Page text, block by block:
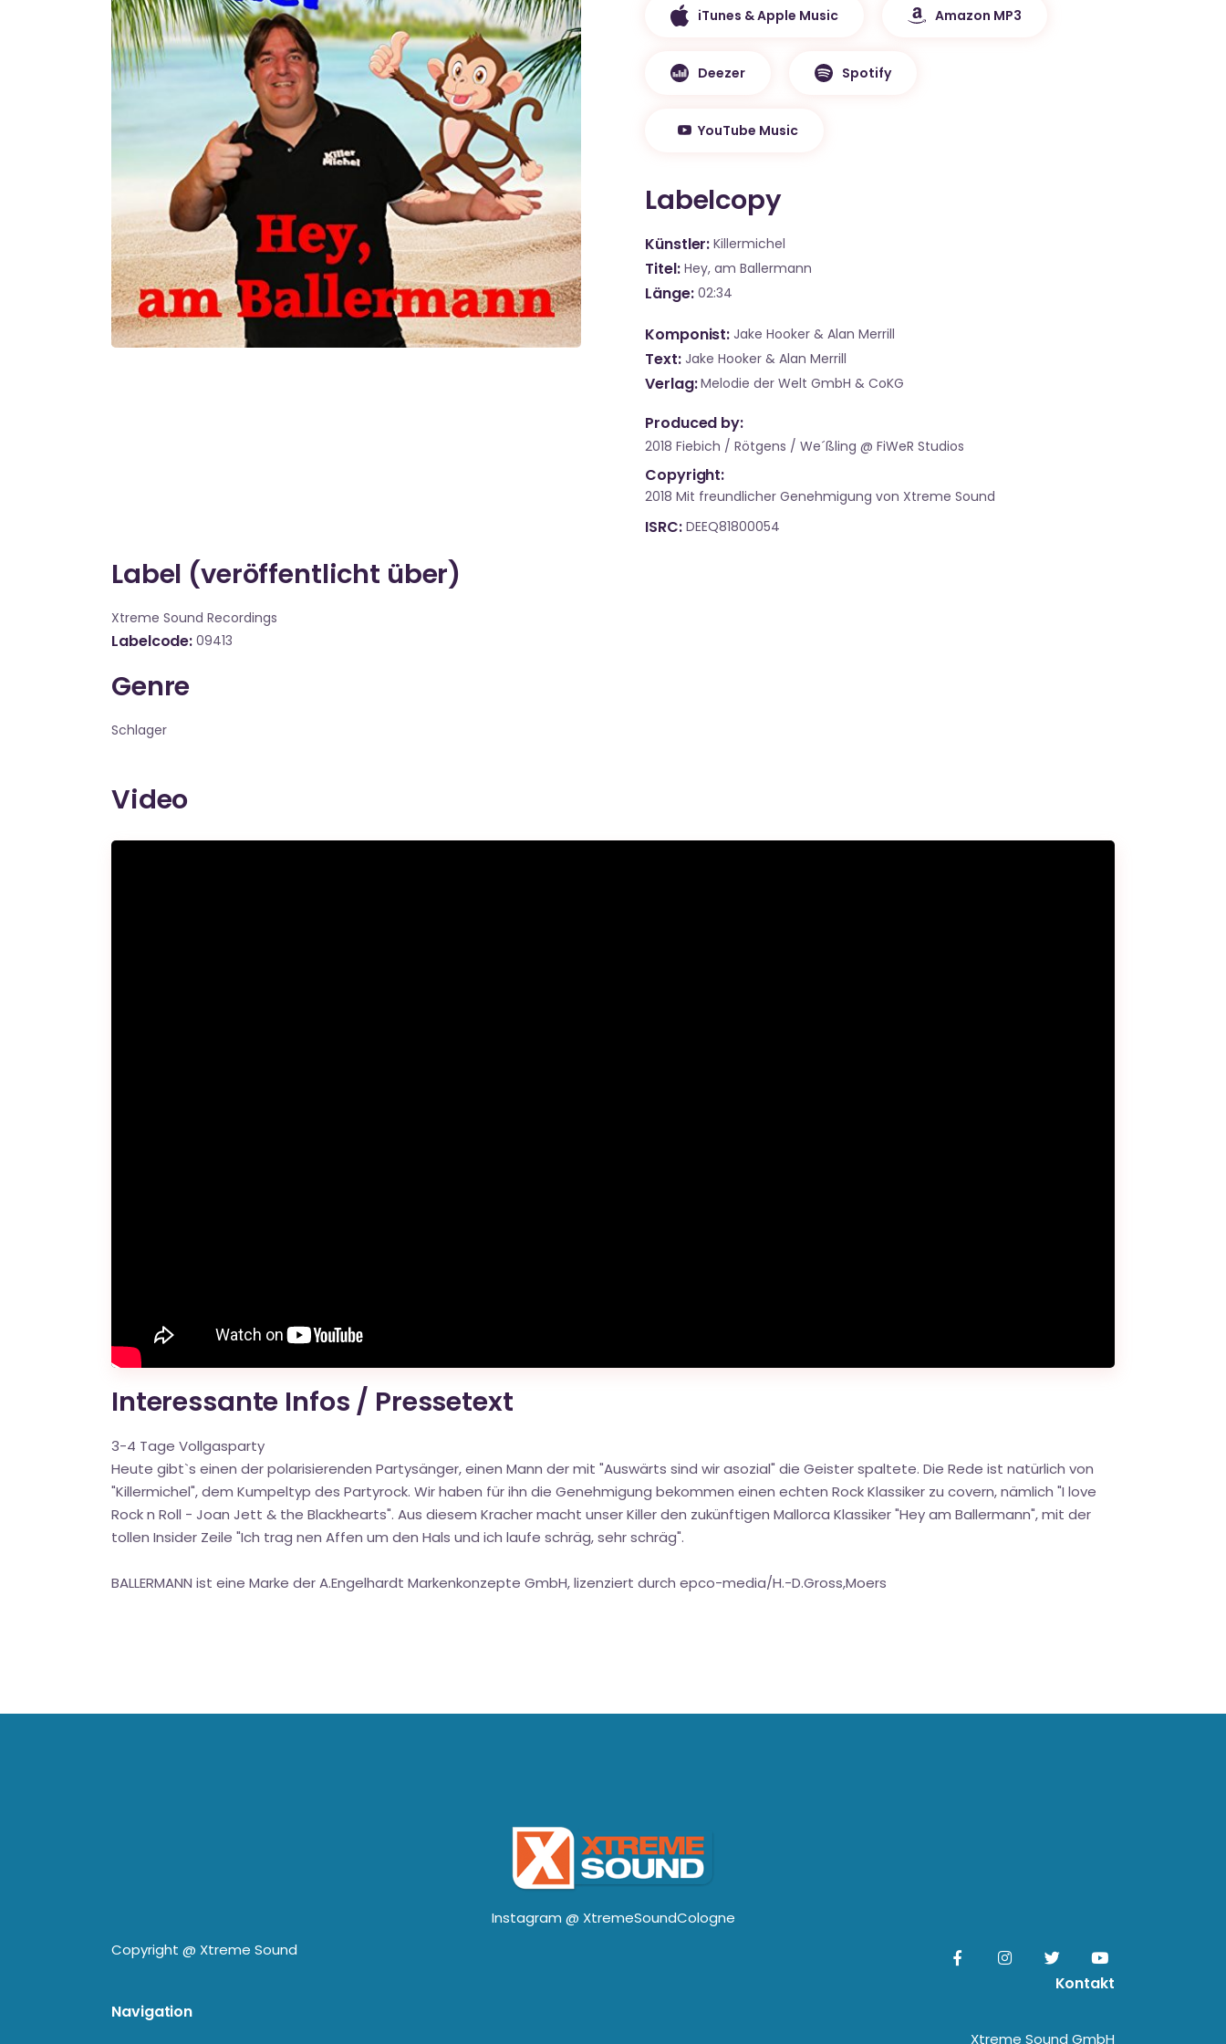
iTunes & Apple Music Amazon MP3
Deezer Spotify
YouTube Music
Labelcopy
Künstler Killermichel
Titel Hey, am Ballermann
Länge 02:34
Komponist Jake Hooker & Alan Merrill
Text Jake Hooker & Alan Merrill
Verlag Melodie der Welt GmbH & CoKG
Produced by:
2018 Fiebich / Rötgens / We´ßling @ FiWeR Studios
Copyright:
2018 Mit freundlicher Genehmigung von Xtreme Sound
ISRC DEEQ81800054
Label (veröffentlicht über)
Xtreme Sound Recordings
Labelcode 09413
Genre
Schlager
Video
Interessante Infos / Pressetext
3-4 Tage Vollgasparty
Heute gibt`s einen der polarisierenden Partysänger, einen Mann der mit "Auswärts sind wir asozial" die Geister spaltete. Die Rede ist natürlich von
"Killermichel", dem Kumpeltyp des Partyrock. Wir haben für ihn die Genehmigung bekommen einen echten Rock Klassiker zu covern, nämlich "I love
Rock n Roll - Joan Jett & the Blackhearts". Aus diesem Kracher macht unser Killer den zukünftigen Mallorca Klassiker "Hey am Ballermann", mit der
tollen Insider Zeile "Ich trag nen Affen um den Hals und ich laufe schräg, sehr schräg".
BALLERMANN ist eine Marke der A.Engelhardt Markenkonzepte GmbH, lizenziert durch epco-media/H.-D.Gross,Moers
Instagram @ XtremeSoundCologne
Copyright @ Xtreme Sound
Navigation
Kontakt
Xtreme Sound GmbH